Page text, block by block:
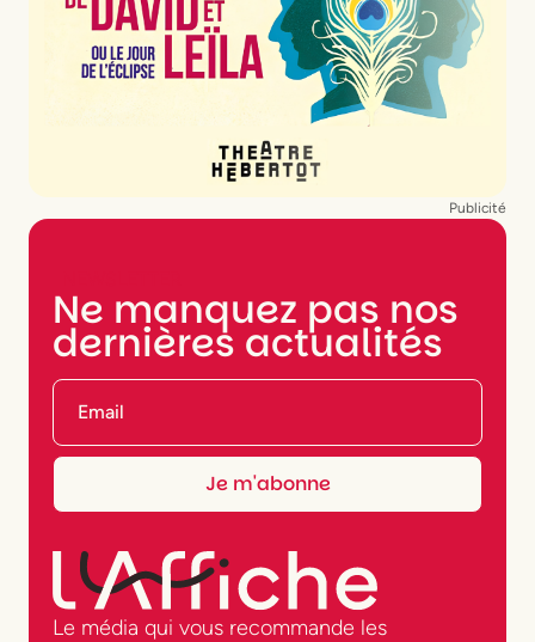
Publicité
Ne manquez pas nos
dernières actualités
Le média qui vous recommande les